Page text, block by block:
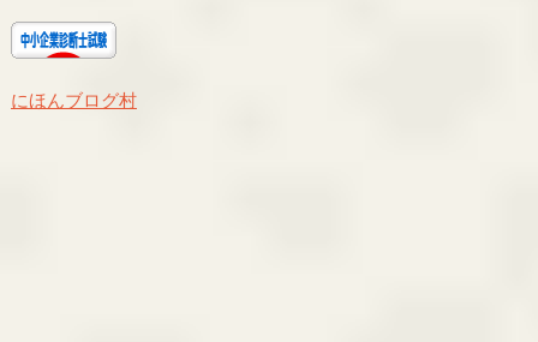
にほんブログ村